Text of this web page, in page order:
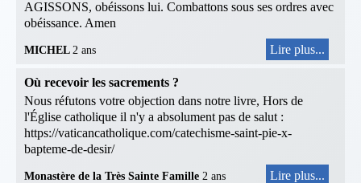
AGISSONS, obéissons lui. Combattons sous ses ordres avec
obéissance. Amen
MICHEL 2 ans Lire plus...
Où recevoir les sacrements ?
Nous réfutons votre objection dans notre livre, Hors de
l'Église catholique il n'y a absolument pas de salut :
https://vaticancatholique.com/catechisme-saint-pie-x-
bapteme-de-desir/
Monastère de la Très Sainte Famille 2 ans Lire plus...